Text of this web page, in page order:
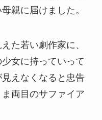
親に届けました。
た若い劇作家に、
女に持っていって
えなくなると忠告
両目のサファイア